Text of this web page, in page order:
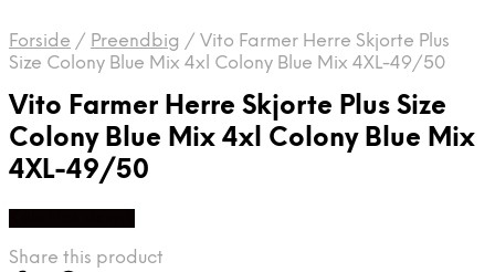
Forside / Preendbig / Vito Farmer Herre Skjorte Plus
Size Colony Blue Mix 4xl Colony Blue Mix 4XL-49/50
Vito Farmer Herre Skjorte Plus Size
Colony Blue Mix 4xl Colony Blue Mix
4XL-49/50
Share this product